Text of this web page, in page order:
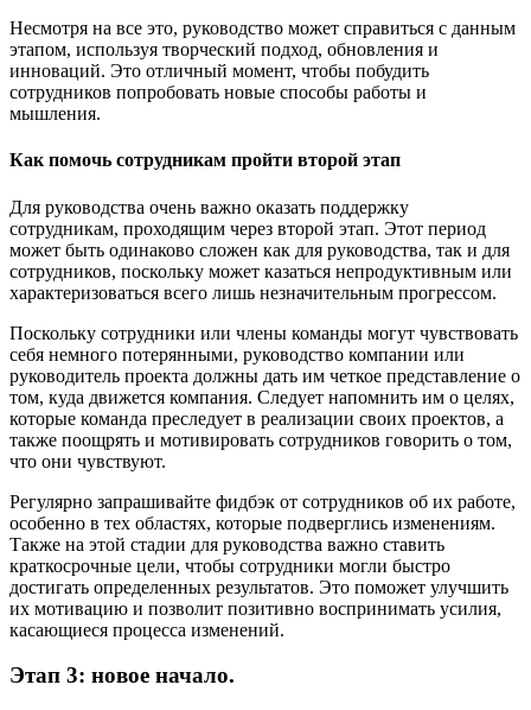
Несмотря на все это, руководство может справиться с данным
этапом, используя творческий подход, обновления и
инноваций. Это отличный момент, чтобы побудить
сотрудников попробовать новые способы работы и
мышления.
Как помочь сотрудникам пройти второй этап
Для руководства очень важно оказать поддержку
сотрудникам, проходящим через второй этап. Этот период
может быть одинаково сложен как для руководства, так и для
сотрудников, поскольку может казаться непродуктивным или
характеризоваться всего лишь незначительным прогрессом.
Поскольку сотрудники или члены команды могут чувствовать
себя немного потерянными, руководство компании или
руководитель проекта должны дать им четкое представление о
том, куда движется компания. Следует напомнить им о целях,
которые команда преследует в реализации своих проектов, а
также поощрять и мотивировать сотрудников говорить о том,
что они чувствуют.
Регулярно запрашивайте фидбэк от сотрудников об их работе,
особенно в тех областях, которые подверглись изменениям.
Также на этой стадии для руководства важно ставить
краткосрочные цели, чтобы сотрудники могли быстро
достигать определенных результатов. Это поможет улучшить
их мотивацию и позволит позитивно воспринимать усилия,
касающиеся процесса изменений.
Этап 3: новое начало.